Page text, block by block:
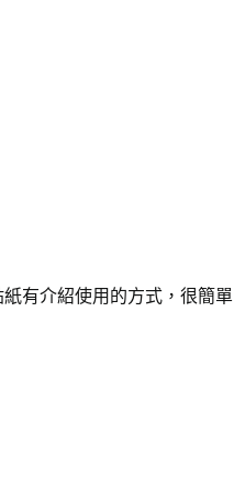
有介紹使用的方式，很簡單